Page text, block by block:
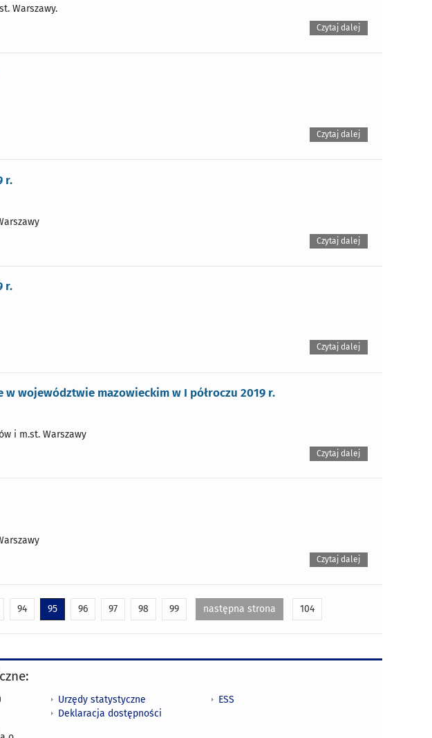
Warszawy.
Czytaj dalej
Czytaj dalej
r.
Czytaj dalej
r.
Czytaj dalej
województwie mazowieckim w I półroczu 2019 r.
i m.st. Warszawy
Czytaj dalej
Czytaj dalej
94 95 96 97 98 99 następna strona 104
Urzędy statystyczne
Deklaracja dostępności
ESS